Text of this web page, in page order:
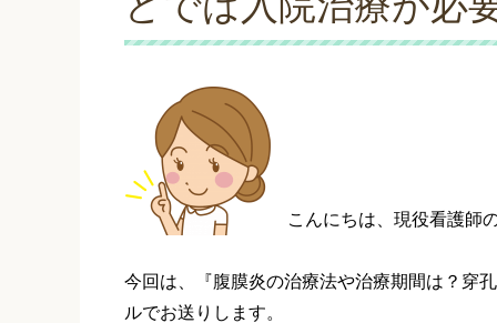
こんにちは、現役看護師
今回は、『腹膜炎の治療法や治療期間は？穿
ルでお送りします。